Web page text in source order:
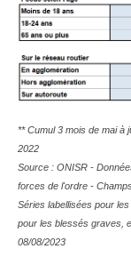
** Cumul 3 mois de mai à
2022
Source : ONISR -
forces de l'ordre -
Séries labellisées pour
pour les blessés graves,
08/08/2023